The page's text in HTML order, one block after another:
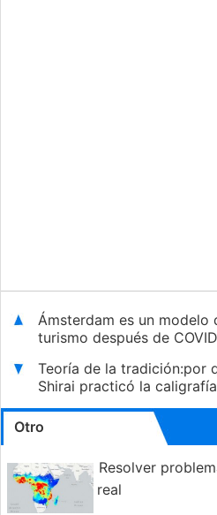
Ámsterdam es un modelo
turismo después de COVID
Teoría de la tradición:por
Shirai practicó la caligrafía
Otro
Resolver
real